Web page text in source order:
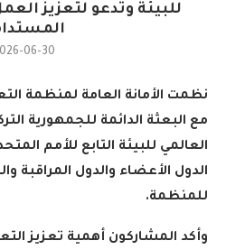
للبيئة وتدعو لتعزيز
06-30
نظمت الأمانة العامة لمنظمة
مع البعثة الدائمة للجمهورية
العالمي للبيئة التابع للأمم
الدول الأعضاء والدول المراقبة
للمنظمة.
وأكد المشاركون أهمية تعزيز